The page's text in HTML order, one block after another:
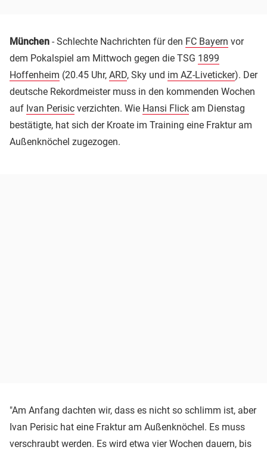
München - Schlechte Nachrichten für den FC Bayern vor
dem Pokalspiel am Mittwoch gegen die TSG 1899
Hoffenheim (20.45 Uhr, ARD, Sky und im AZ-Liveticker). Der
deutsche Rekordmeister muss in den kommenden Wochen
auf Ivan Perisic verzichten. Wie Hansi Flick am Dienstag
bestätigte, hat sich der Kroate im Training eine Fraktur am
Außenknöchel zugezogen.
"Am Anfang dachten wir, dass es nicht so schlimm ist, aber
Ivan Perisic hat eine Fraktur am Außenknöchel. Es muss
verschraubt werden. Es wird etwa vier Wochen dauern, bis